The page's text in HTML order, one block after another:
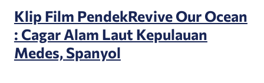
Klip Film PendekRevive Our Ocean
: Cagar Alam Laut Kepulauan
Medes,Spanyol